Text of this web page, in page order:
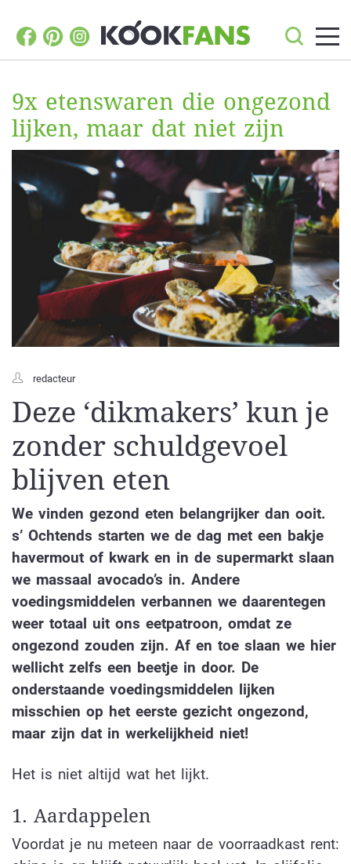
9x etenswaren die ongezond
lijken, maar dat niet zijn
redacteur
Deze ‘dikmakers’ kun je
zonder schuldgevoel
blijven eten
We vinden gezond eten belangrijker dan ooit.
s’ Ochtends starten we de dag met een bakje
havermout of kwark en in de supermarkt slaan
we massaal avocado’s in. Andere
voedingsmiddelen verbannen we daarentegen
weer totaal uit ons eetpatroon, omdat ze
ongezond zouden zijn. Af en toe slaan we hier
wellicht zelfs een beetje in door. De
onderstaande voedingsmiddelen lijken
misschien op het eerste gezicht ongezond,
maar zijn dat in werkelijkheid niet!
Het is niet altijd wat het lijkt.
1. Aardappelen
Voordat je nu meteen naar de voorraadkast rent: